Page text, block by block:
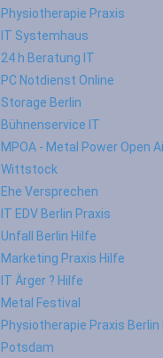
Physiotherapie Praxis
IT Systemhaus
24 h Beratung IT
PC Notdienst Online
Storage Berlin
Bühnenservice IT
MPOA - Metal Power Open
Wittstock
Ehe Versprechen
IT EDV Berlin Praxis
Unfall Berlin Hilfe
Marketing Praxis Hilfe
IT Ärger ? Hilfe
Metal Festival
Physiotherapie Praxis Berlin
Potsdam